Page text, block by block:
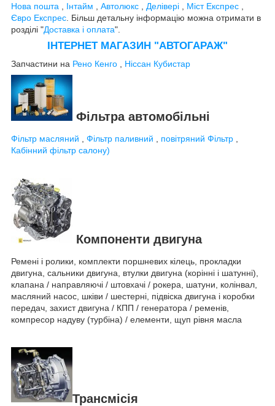
Нова пошта
Інтайм Автолюкс Делівері Міст Експрес
Євро Експрес . Більш детальну інформацію можна отримати в
розділі "Доставка і оплата".
ІНТЕРНЕТ МАГАЗИН "АВТОГАРАЖ"
Запчастини на Рено Кенго , Ніссан Кубистар
Фільтра автомобільні
Фільтр масляний Фільтр паливний повітряний Фільтр
Кабінний фільтр салону)
Компоненти двигуна
Ремені і ролики, комплекти поршневих кілець, прокладки
двигуна, сальники двигуна, втулки двигуна (корінні і шатунні),
клапана / направляючі / штовхачі / рокера, шатуни, колінвал,
масляний насос, шківи / шестерні, підвіска двигуна і коробки
передач, захист двигуна / КПП / генератора / ременів,
компресор надуву (турбіна) / елементи, щуп рівня масла
Трансмісія